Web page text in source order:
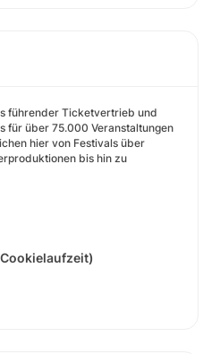
führender Ticketvertrieb und
für über 75.000 Veranstaltungen
hier von Festivals über
bis hin zu